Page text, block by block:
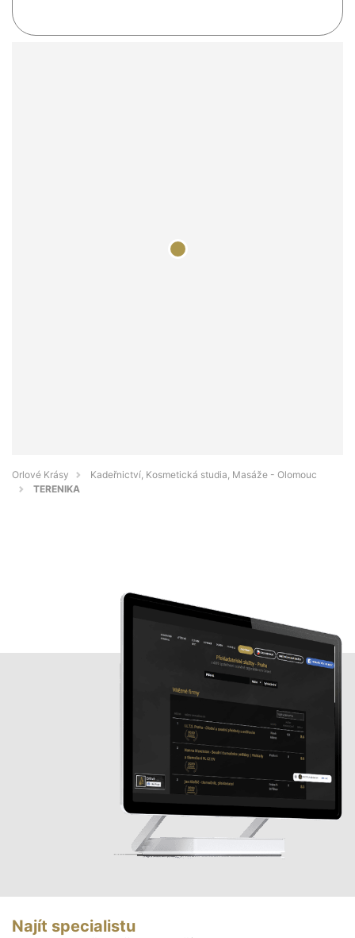
Orlové Krásy
Kadeřnictví, Kosmetická studia, Masáže - Olomouc
TERENIKA
Najít specialistu